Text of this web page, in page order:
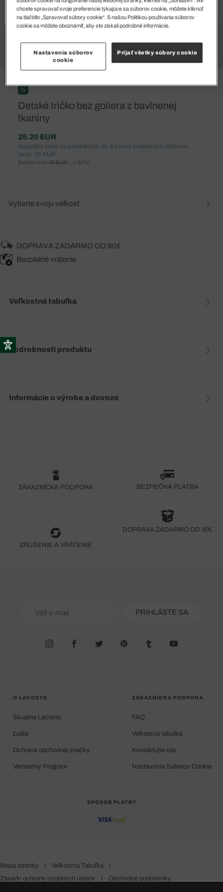
%
Detské tričko bez goliera z bavlnenej
tkaniny
25.20 EUR
Najnižšia cena za posledných 30 dní pred posledným znížením
ceny: 25 EUR
Bežná cena: 36 EUR (-30%)
Vyberte svoju veľkosť
DOPRAVA ZADARMO OD 90€
Bezplatné vrátenie
Veľkostná tabuľka
Podrobnosti produktu
Informácie o výrobe a dovoze
ZÁKAZNÍCKA PODPORA BEZPEČNÁ PLATBA
ZRUŠENIE A VRÁTENIE
DOPRAVA ZADARMO OD 90€
PRIHLÁSTE SA
O LACOSTE
Skupina Lacoste
Ľudia
Ochrana obchodnej značky
Vernostný Program
ZÁKAZNÍCKA PODPORA
FAQ
Veľkostná tabuľka
Kontaktujte nás
Nastavenia Súborov Cookie
SPÔSOB PLATBY
Mapa stránky | Veľkostná Tabuľka
|
Zásady ochrany osobných údajov
| Obchodné podmienky
chcete spravovať svoje preferencie týkajúce sa súborov cookie, môžete kliknúť
na tlačidlo „Spravovať súbory cookie“. S našou Politikou používania súborov
cookie sa môžete oboznámiť, aby ste získali podrobné informácie.
Nastavenia súborov
cookie
Prijať všetky súbory cookie